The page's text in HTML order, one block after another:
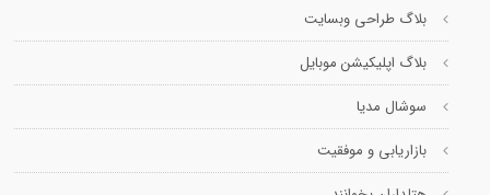
بلاگ طراحی وبسایت
بلاگ اپلیکیشن موبایل
سوشال مدیا
بازاریابی و موفقیت